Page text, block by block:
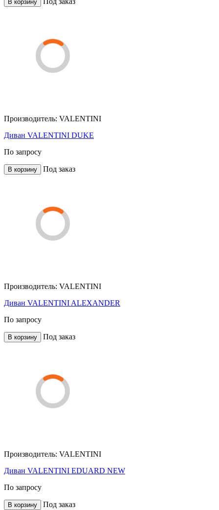
В корзину
Производитель: VALENTINI
Диван VALENTINI DUKE
По запросу
В корзину Под заказ
Производитель: VALENTINI
Диван VALENTINI ALEXANDER
По запросу
В корзину Под заказ
Производитель: VALENTINI
Диван VALENTINI EDUARD NEW
По запросу
В корзину Под заказ